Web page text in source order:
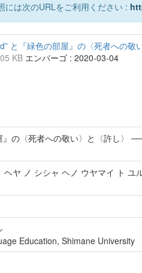
には次のURLをご利用ください :
と『緑色の部屋』の〈死者への
KB エンバーゴ : 2020-03-04
の〈死者への敬い〉と〈許し〉
ヤ ノ シシャ ヘノ ウヤマイ ト ユ
Education, Shimane University